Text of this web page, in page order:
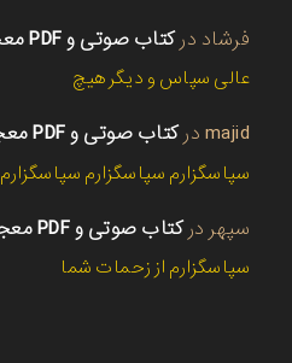
فرشاد درکتاب صوتی و PDF معجزه شکرگزاری از راندا برن
عالی سپاس و دیگر هیچ
majid درکتاب صوتی و PDF معجزه شکرگزاری از راندا برن
سپاسگزارم سپاسگزارم سپاسگزارم
سپهر درکتاب صوتی و PDF معجزه شکرگزاری از راندا برن
سپاسگزارم از زحمات شما